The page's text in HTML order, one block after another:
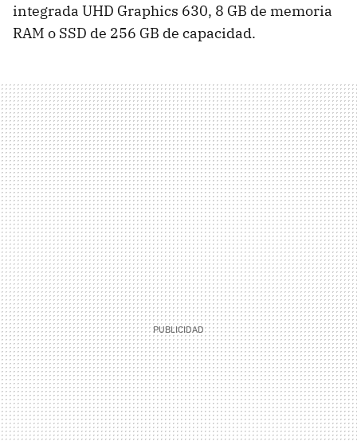
integrada UHD Graphics 630, 8 GB de memoria
RAM o SSD de 256 GB de capacidad.